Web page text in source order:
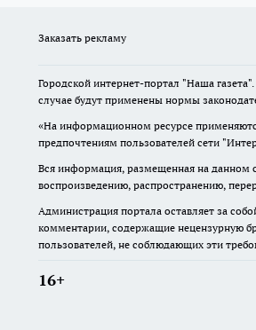
Заказать рекламу
Городской интернет-портал "Наша
случае будут применены нормы
«На информационном ресурсе
предпочтениям пользователей сети
Вся информация, размещенная на данном
воспроизведению, распространению,
Администрация портала оставляет за
комментарии, содержащие нецензурную
пользователей, не соблюдающих эти
16+